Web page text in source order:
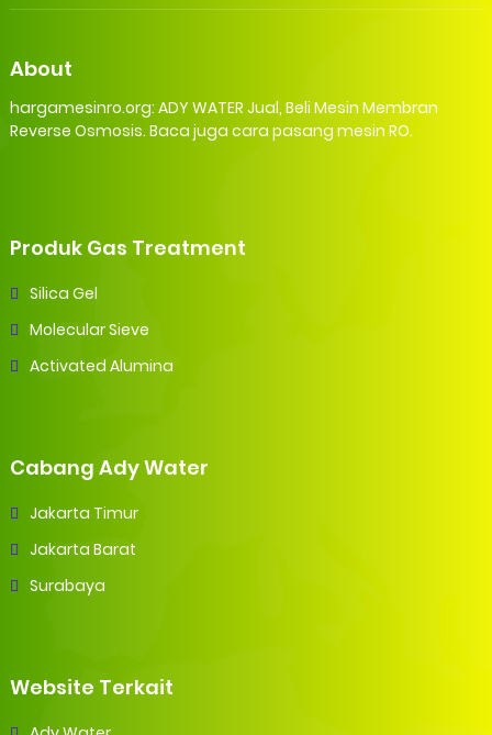
About
hargamesinro.org: ADY WATER Jual, Beli Mesin Membran
Reverse Osmosis. Baca juga cara pasang mesin RO.
Produk Gas Treatment
Silica Gel
Molecular Sieve
Activated Alumina
Cabang Ady Water
Jakarta Timur
Jakarta Barat
Surabaya
Website Terkait